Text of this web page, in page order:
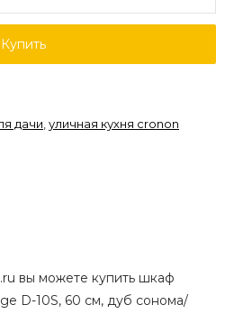
Купить
дачи,уличная кухня cronon
вы можете купить шкаф
D-10S, 60 см, дуб сонома/